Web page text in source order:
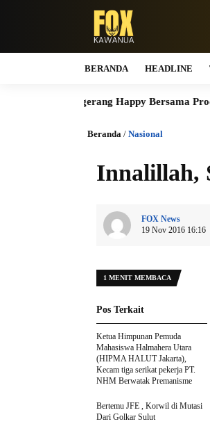
BERANDA HEADLINE
Happy Bersama Prodia, Curalis
Beranda / Nasional
Innalillah,
FOX News
19 Nov 2016 16:16
1 MENIT MEMBACA
Pos Terkait
Ketua Himpunan Pemuda
Mahasiswa Halmahera Utara
(HIPMA HALUT Jakarta),
Kecam tiga serikat pekerja PT.
NHM Berwatak Premanisme
Bertemu JFE , Korwil di Mutasi
Dari Golkar Sulut